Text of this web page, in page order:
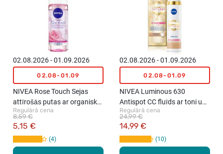
02.08.2026 - 01.09.2026
02.08-01.09
NIVEA Rose Touch Sejas
attīrošās putas ar organisko
rožūdeni, 150ml
Regulārā cena
5,15 €
8,59 €
4
02.08.2026 - 01.09.2026
02.08-01.09
NIVEA Luminous 630
Antispot CC fluīds ar toni un
SPF30, 02 Medium, 40ml
Regulārā cena
14,99 €
24,99 €
10